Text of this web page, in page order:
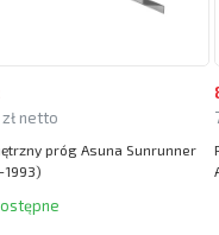
netto
próg Asuna Sunrunner